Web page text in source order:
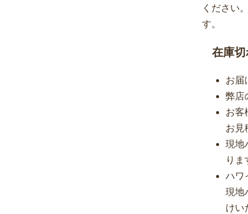
ください
す。
在庫切
お届
弊店
お客
お見
現地
りま
ハワ
現地
けい